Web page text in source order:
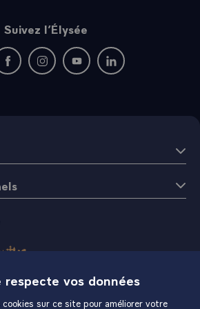
Suivez l’Élysée
fenêtre : rejoignez-nous sur Twitter
Nouvelle fenêtre : rejoignez-nous sur
Nouvelle fenêtre : rejoignez-nous
Nouvelle fenêtre :
Nouvelle fenêtre :
respecte vos données
sur ce site pour améliorer votre